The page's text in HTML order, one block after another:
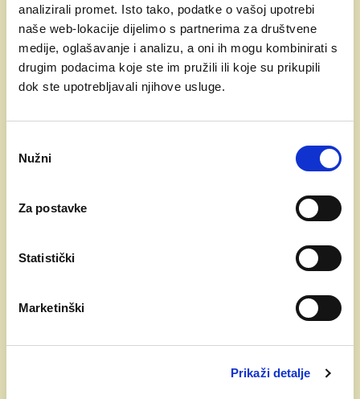
analizirali promet. Isto tako, podatke o vašoj upotrebi
naše web-lokacije dijelimo s partnerima za društvene
medije, oglašavanje i analizu, a oni ih mogu kombinirati s
drugim podacima koje ste im pružili ili koje su prikupili
dok ste upotrebljavali njihove usluge.
pristanka
Nužni
Za postavke
Statistički
Marketinški
Prikaži detalje
E-mail:info@britishschool.hr
Vijesti